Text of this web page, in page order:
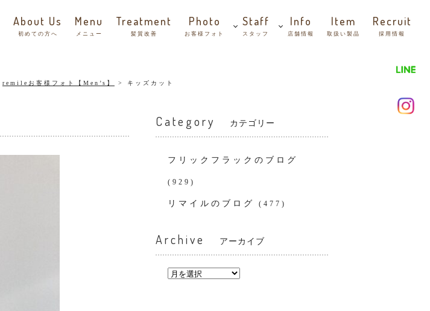
About Us
初めての方へ
Menu
メニュー
Treatment
髪質改善
Photo
お客様フォト
Staff
スタッフ
Info
店舗情報
Item
取扱い製品
Recruit
採用情報
remileお客様フォト【Men’s】 キッズカット
Category カテゴリー
フリックフラックのブログ
(929)
リマイルのブログ (477)
Archive アーカイブ